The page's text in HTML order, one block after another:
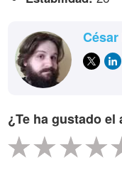
¿Te ha gustado el